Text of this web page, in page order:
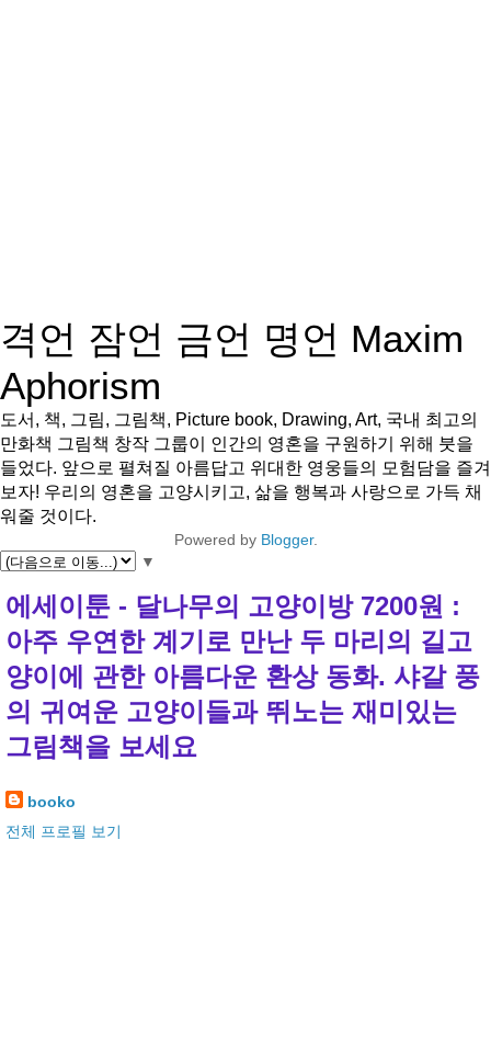
격언 잠언 금언 명언 Maxim
Aphorism
도서, 책, 그림, 그림책, Picture book, Drawing, Art, 국내 최고의
만화책 그림책 창작 그룹이 인간의 영혼을 구원하기 위해 붓을
들었다. 앞으로 펼쳐질 아름답고 위대한 영웅들의 모험담을 즐겨
보자! 우리의 영혼을 고양시키고, 삶을 행복과 사랑으로 가득 채
워줄 것이다.
Powered by Blogger.
▼
에세이툰 - 달나무의 고양이방 7200원 :
아주 우연한 계기로 만난 두 마리의 길고
양이에 관한 아름다운 환상 동화. 샤갈 풍
의 귀여운 고양이들과 뛰노는 재미있는
그림책을 보세요
booko
전체 프로필 보기